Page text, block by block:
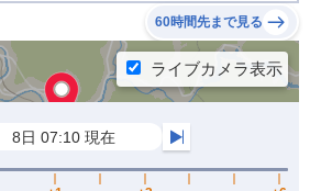
60時間先まで見る